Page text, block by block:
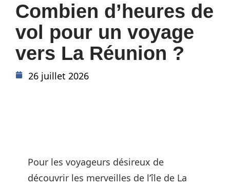
Combien d’heures de
vol pour un voyage
vers La Réunion ?
26 juillet 2026
Pour les voyageurs désireux de
découvrir les merveilles de l’île de La